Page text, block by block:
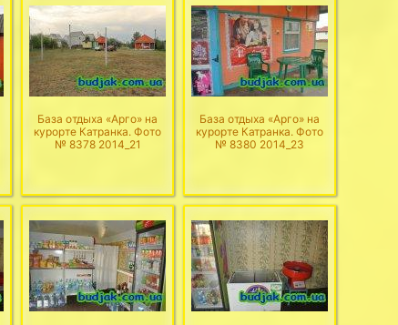
База отдыха «Арго» на
курорте Катранка. Фото
№ 8378 2014_21
База отдыха «Арго» на
курорте Катранка. Фото
№ 8380 2014_23